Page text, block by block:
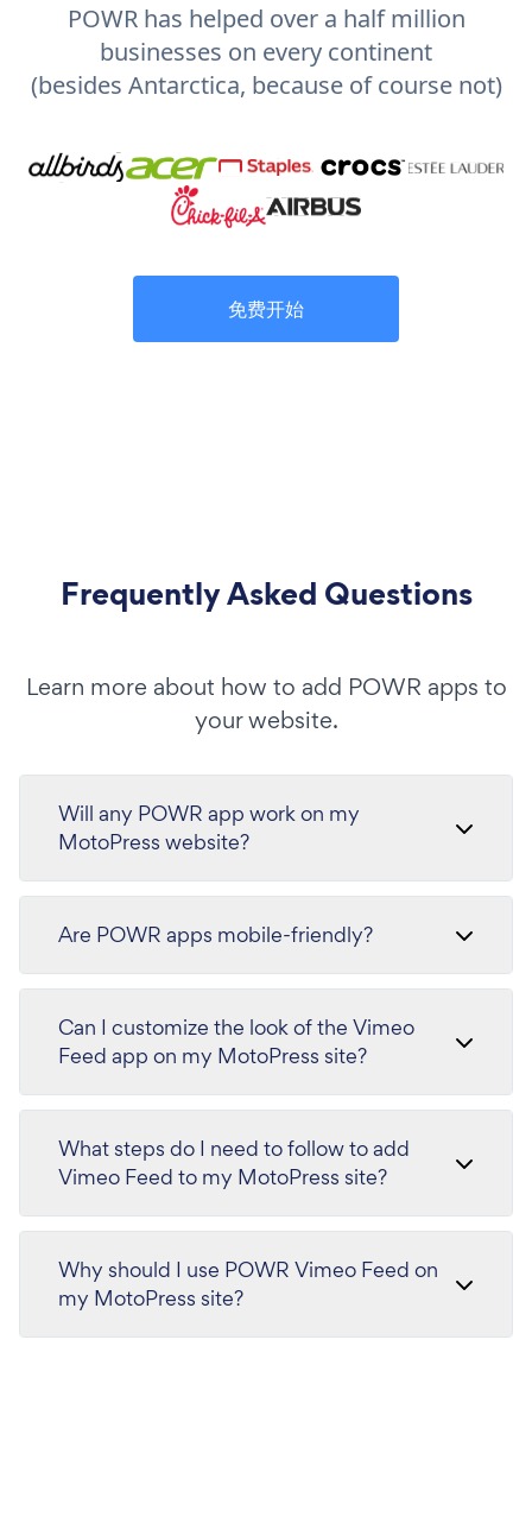
POWR has helped over a half million
businesses on every continent
(besides Antarctica, because of course not)
免费开始
Frequently Asked Questions
Learn more about how to add POWR apps to
your website.
Will any POWR app work on my
MotoPress website?
Are POWR apps mobile-friendly?
Can I customize the look of the Vimeo
Feed app on my MotoPress site?
What steps do I need to follow to add
Vimeo Feed to my MotoPress site?
Why should I use POWR Vimeo Feed on
my MotoPress site?